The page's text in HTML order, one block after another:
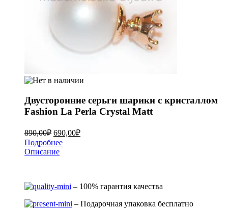
Двусторонние серьги шарики с кристаллом
Fashion La Perla Crystal Matt
890,00₽ 690,00₽
Подробнее
Описание
– 100% гарантия качества
– Подарочная упаковка бесплатно